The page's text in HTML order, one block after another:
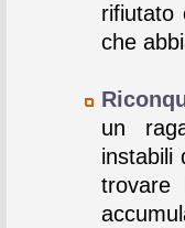
rifiutato
che
un
instabili
trovare